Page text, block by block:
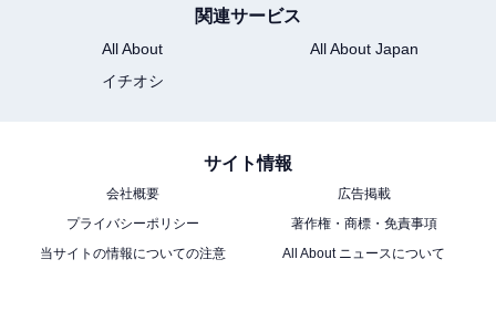
関連サービス
All About
All About Japan
イチオシ
サイト情報
会社概要
広告掲載
プライバシーポリシー
著作権・商標・免責事項
当サイトの情報についての注意
All About ニュースについて